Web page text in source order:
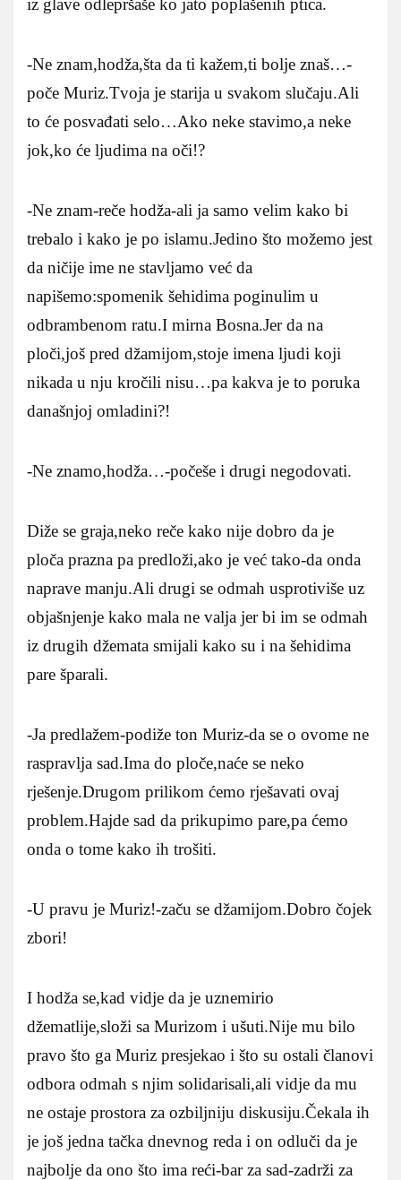
-Ne znam,hodža,šta da ti kažem,ti bolje znaš…-
poče Muriz.Tvoja je starija u svakom slučaju.Ali
to će posvađati selo…Ako neke stavimo,a neke
jok,ko će ljudima na oči!?
-Ne znam-reče hodža-ali ja samo velim kako bi
trebalo i kako je po islamu.Jedino što možemo jest
da ničije ime ne stavljamo već da
napišemo:spomenik šehidima poginulim u
odbrambenom ratu.I mirna Bosna.Jer da na
ploči,još pred džamijom,stoje imena ljudi koji
nikada u nju kročili nisu…pa kakva je to poruka
današnjoj omladini?!
-Ne znamo,hodža…-počeše i drugi negodovati.
Diže se graja,neko reče kako nije dobro da je
ploča prazna pa predloži,ako je već tako-da onda
naprave manju.Ali drugi se odmah usprotiviše uz
objašnjenje kako mala ne valja jer bi im se odmah
iz drugih džemata smijali kako su i na šehidima
pare šparali.
-Ja predlažem-podiže ton Muriz-da se o ovome ne
raspravlja sad.Ima do ploče,naće se neko
rješenje.Drugom prilikom ćemo rješavati ovaj
problem.Hajde sad da prikupimo pare,pa ćemo
onda o tome kako ih trošiti.
-U pravu je Muriz!-začu se džamijom.Dobro čojek
zbori!
I hodža se,kad vidje da je uznemirio
džematlije,složi sa Murizom i ušuti.Nije mu bilo
pravo što ga Muriz presjekao i što su ostali članovi
odbora odmah s njim solidarisali,ali vidje da mu
ne ostaje prostora za ozbiljniju diskusiju.Čekala ih
je još jedna tačka dnevnog reda i on odluči da je
najbolje da ono što ima reći-bar za sad-zadrži za